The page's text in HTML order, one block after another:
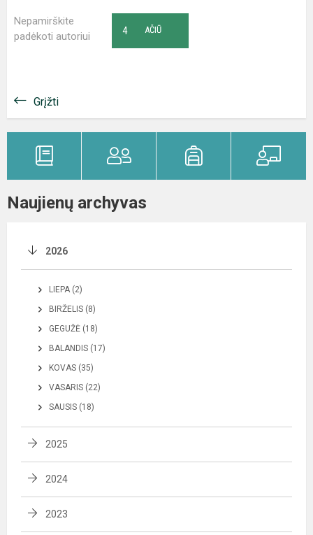
Nepamirškite
padėkoti autoriui
AČIŪ
4
Grįžti
Naujienų archyvas
2026
LIEPA (2)
BIRŽELIS (8)
GEGUŽĖ (18)
BALANDIS (17)
KOVAS (35)
VASARIS (22)
SAUSIS (18)
2025
2024
2023